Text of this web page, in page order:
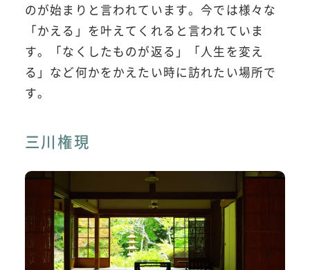
のが始まりと言われています。今では様々な
「かえる」を叶えてくれると言われていま
す。「なくしたものが返る」「人生を変え
る」など何かをかえたい時に訪れたい場所で
す。
三川権現